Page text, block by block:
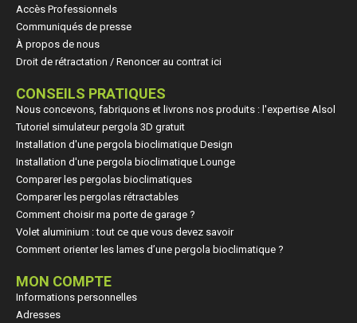
Accès Professionnels
Communiqués de presse
À propos de nous
Droit de rétractation / Renoncer au contrat ici
CONSEILS PRATIQUES
Nous concevons, fabriquons et livrons nos produits : l'expertise Alsol
Tutoriel simulateur pergola 3D gratuit
Installation d'une pergola bioclimatique Design
Installation d'une pergola bioclimatique Lounge
Comparer les pergolas bioclimatiques
Comparer les pergolas rétractables
Comment choisir ma porte de garage ?
Volet aluminium : tout ce que vous devez savoir
Comment orienter les lames d’une pergola bioclimatique ?
MON COMPTE
Informations personnelles
Adresses